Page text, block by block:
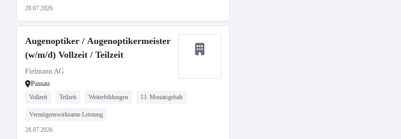
28.07.2026
Augenoptiker / Augenoptikermeister
(w/m/d) Vollzeit / Teilzeit
Fielmann AG
Passau
Vollzeit Teilzeit Weiterbildungen 13. Monatsgehalt
Vermögenswirksame Leistung
28.07.2026